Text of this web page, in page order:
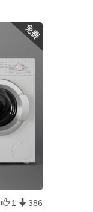
1 386